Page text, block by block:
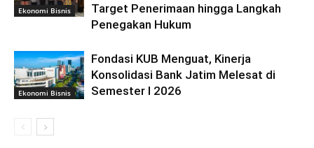
Ekonomi Bisnis
Target Penerimaan hingga Langkah
Penegakan Hukum
Ekonomi Bisnis
Fondasi KUB Menguat, Kinerja
Konsolidasi Bank Jatim Melesat di
Semester I 2026